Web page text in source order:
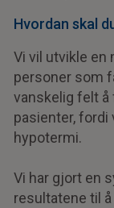
Hvordan skal
Vi vil utvikle en
personer som
vanskelig felt å
pasienter,
hypotermi.
Vi har gjort en
resultatene til